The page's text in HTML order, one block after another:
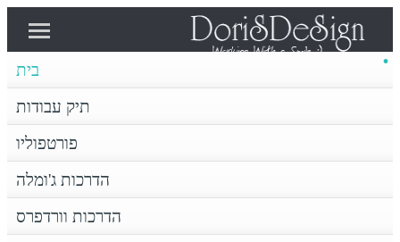
המלצות צור קשר
בית
תיק עבודות
פורטפוליו
הדרכות ג'ומלה
הדרכות וורדפרס
דף הבית